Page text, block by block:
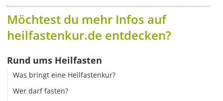
Möchtest du mehr Infos auf
heilfastenkur.de entdecken?
Rund ums Heilfasten
Was bringt eine Heilfastenkur?
Wer darf fasten?